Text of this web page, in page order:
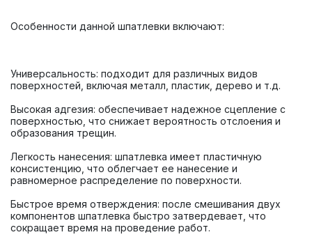
Универсальность: подходит для различных видов
Высокая адгезия: обеспечивает надежное сцепление с
поверхностью, что снижает вероятность отслоения и
Легкость нанесения: шпатлевка имеет пластичную
консистенцию, что облегчает ее нанесение и
Быстрое время отверждения: после смешивания двух
компонентов шпатлевка быстро затвердевает, что